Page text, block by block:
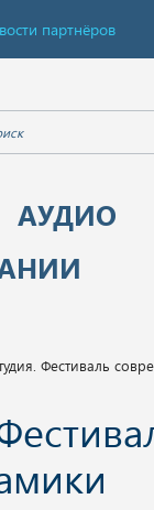
партнёров
АУДИО
Фестиваль